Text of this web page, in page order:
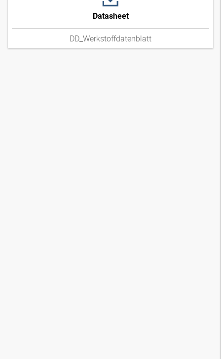
Datasheet
DD_Werkstoffdatenblatt